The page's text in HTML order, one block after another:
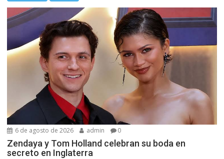
6 de agosto de 2026 admin 0
Zendaya y Tom Holland celebran su boda en
secreto en Inglaterra